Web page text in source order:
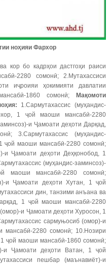
ноҳияи Фархор
кор бо кадрҳои дастгоҳи раиси
2280 сомонӣ; 2.Мутахассиси
иҷроияи ҳокимияти давлатии
1860 сомонӣ; Мақомоти
1.Сармутахассис (муҳандис-
1 ҷой маоши мансабӣ-2280
и Ҷамоати деҳоти Дарқад,
3.Сармутахассис (муҳандис-
ҷой маоши мансабӣ-2280 сомонӣ;
и Ҷамоати деҳоти Деҳқонобод, 1
(муҳандис-заминсоз)-
маоши мансабӣ-2280 сомонӣ;
и Ҷамоати деҳоти Хутан, 1 ҷой
дин, танзими анъана ва
1 ҷой маоши мансабӣ-2280
и Ҷамоати деҳоти Хуросон, 1
сармуњосиб (омор)-и
2280 сомонӣ; 10.Нозири
ҷой маоши мансабӣ-1860 сомонӣ;
и Ҷамоати деҳоти Ватан, 1 ҷой
пешбар (маънавиёт)-и